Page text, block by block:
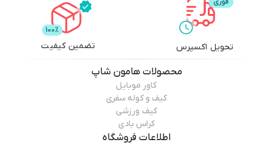
تحویل اکسپرس تضمین کیفیت
محصولاتهامون شاپ
کاور موبایل
کیف و کوله سفری
کیف ورزشی
کراس بادی
اطلاعات فروشگاه